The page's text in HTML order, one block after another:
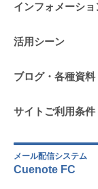
インフォメーショ
活用シーン
ブログ・各種資料
サイトご利用条件
メール配信システム
Cuenote FC